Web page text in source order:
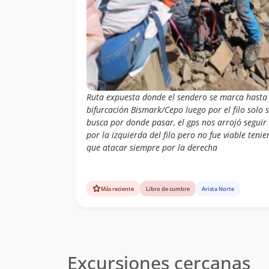
Ruta expuesta donde el sendero se marca
bifurcación Bismark/Cepo luego por el filo solo
busca por donde pasar, el gps nos arrojó seguir
por la izquierda del filo pero no fue viable
que atacar siempre por la derecha
Más reciente Libro de cumbre Arista Norte
Excursiones cercanas